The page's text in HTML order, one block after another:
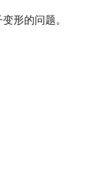
形的问题。